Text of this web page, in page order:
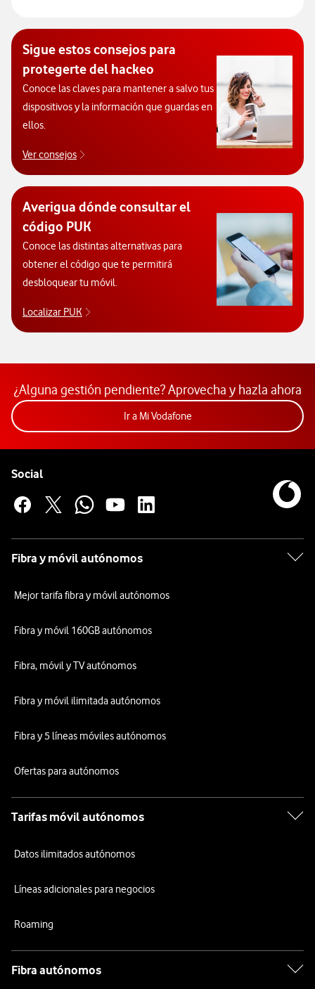
Sigue estos consejos para
protegerte del hackeo
Conoce las claves para mantener a salvo tus
dispositivos y la información que guardas en
ellos.
Ver consejos
Averigua dónde consultar el
código PUK
Conoce las distintas alternativas para
obtener el código que te permitirá
desbloquear tu móvil.
Localizar PUK
Averigua cómo localizar el código PUK. Abre
¿Alguna gestión pendiente? Aprovecha y hazla ahora
Ir a Mi VodafoneAcceder a la app Mi
Social
Fibra y móvil autónomos
Mejor tarifa fibra y móvil autónomos
Fibra y móvil 160GB autónomos
Fibra, móvil y TV autónomos
Fibra y móvil ilimitada autónomos
Fibra y 5 líneas móviles autónomos
Ofertas para autónomos
Tarifas móvil autónomos
Datos ilimitados autónomos
Líneas adicionales para negocios
Roaming
Fibra autónomos